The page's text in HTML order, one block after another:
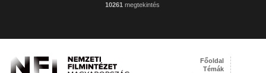
10261 megtekintés
Főoldal
Témák